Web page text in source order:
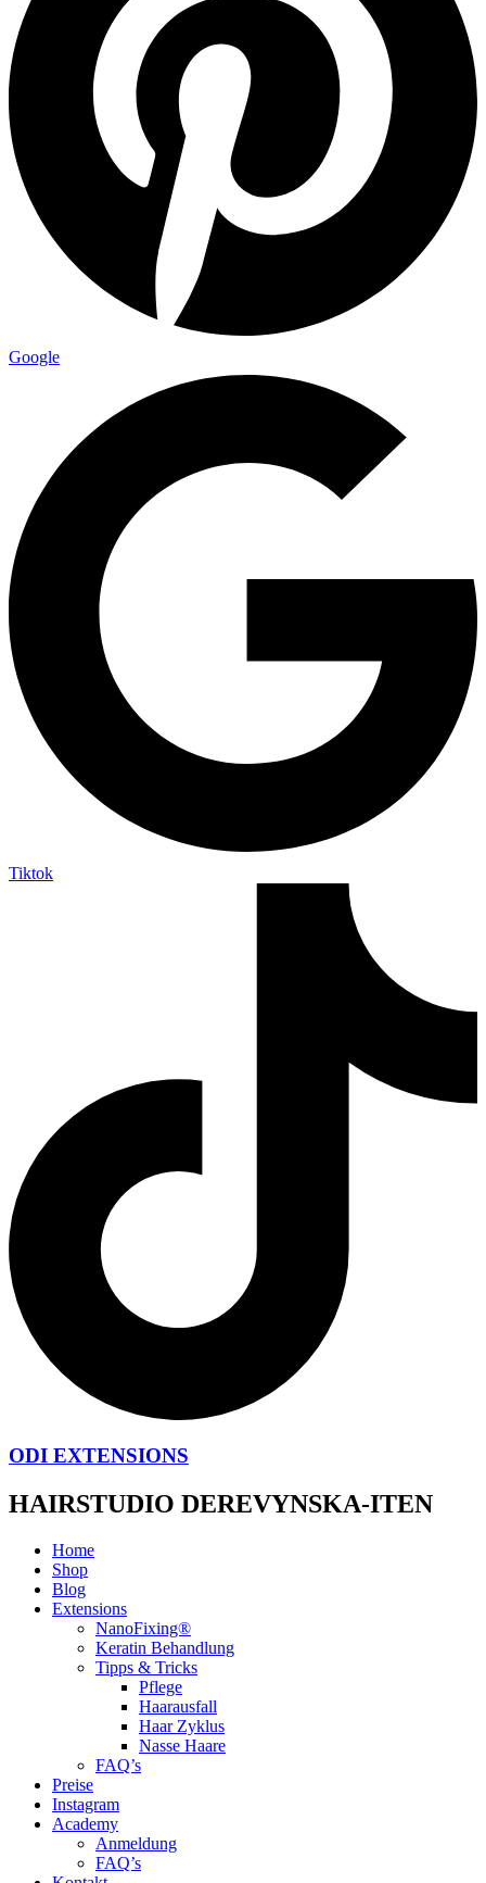
Google
Tiktok
ODI EXTENSIONS
HAIRSTUDIO DEREVYNSKA-ITEN
Home
Shop
Blog
Extensions
NanoFixing®
Keratin Behandlung
Tipps & Tricks
Pflege
Haarausfall
Haar Zyklus
Nasse Haare
FAQ’s
Preise
Instagram
Academy
Anmeldung
FAQ’s